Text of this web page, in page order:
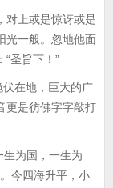
对上或是惊讶或是
光一般。忽地他面
圣旨下！”
伏在地，巨大的广
更是彷佛字字敲打
生为国，一生为
今四海升平，小